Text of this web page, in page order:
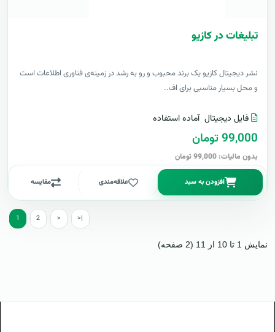
تبلیغات در کازیو
نشر دیجیتال کازیو یک برند محبوب و رو به رشد در زمینه‌ی فناوری اطلاعات است
و محل بسیار مناسبی برای اف..
فایل دیجیتال آماده استفاده
99,000 تومان
بدون مالیات: 99,000 تومان
افزودن به سبد علاقه‌مندی مقایسه
1 2 > >|
نمایش 1 تا 10 از 11 (2 صفحه)